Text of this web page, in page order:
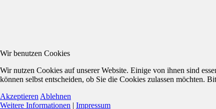
Wir benutzen Cookies
Wir nutzen Cookies auf unserer Website. Einige von ihnen sind
können selbst entscheiden, ob Sie die Cookies zulassen möchten.
Akzeptieren Ablehnen
Weitere Informationen | Impressum